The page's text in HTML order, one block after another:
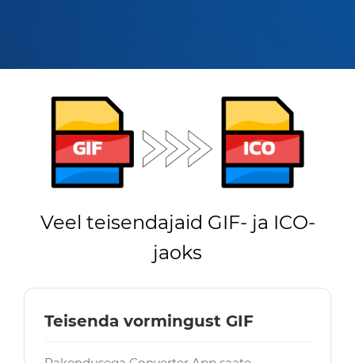
Veel teisendajaid GIF- ja ICO-
jaoks
Teisenda vormingust GIF